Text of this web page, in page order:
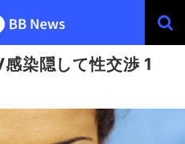
染隠して性交渉 1